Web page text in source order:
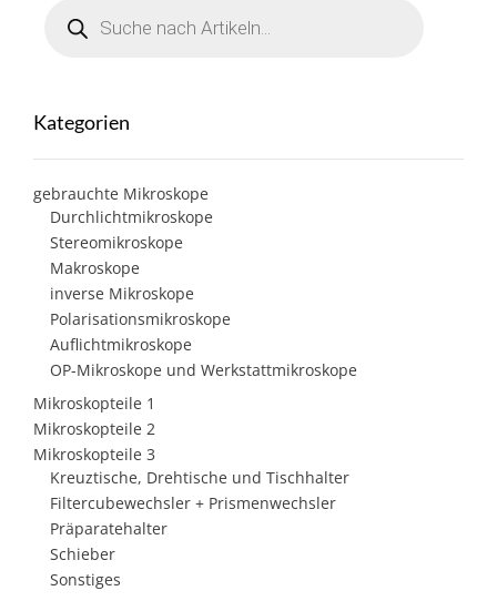
search
Kategorien
gebrauchte Mikroskope
Durchlichtmikroskope
Stereomikroskope
Makroskope
inverse Mikroskope
Polarisationsmikroskope
Auflichtmikroskope
OP-Mikroskope und Werkstattmikroskope
Mikroskopteile 1
Mikroskopteile 2
Mikroskopteile 3
Kreuztische, Drehtische und Tischhalter
Filtercubewechsler + Prismenwechsler
Präparatehalter
Schieber
Sonstiges